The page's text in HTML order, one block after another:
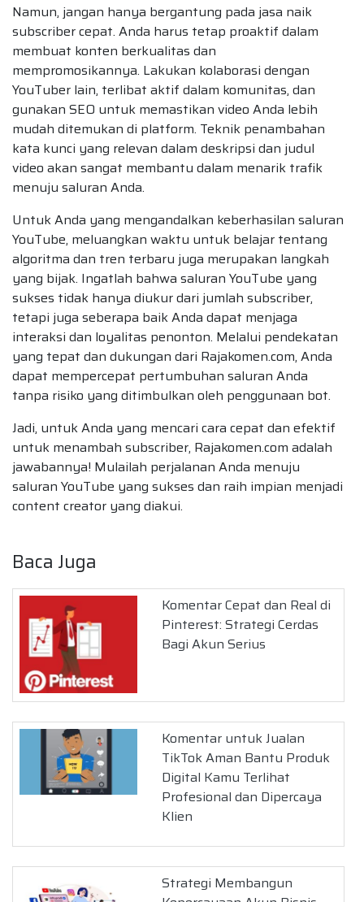
Namun, jangan hanya bergantung pada jasa naik
subscriber cepat. Anda harus tetap proaktif dalam
membuat konten berkualitas dan
mempromosikannya. Lakukan kolaborasi dengan
YouTuber lain, terlibat aktif dalam komunitas, dan
gunakan SEO untuk memastikan video Anda lebih
mudah ditemukan di platform. Teknik penambahan
kata kunci yang relevan dalam deskripsi dan judul
video akan sangat membantu dalam menarik trafik
menuju saluran Anda.
Untuk Anda yang mengandalkan keberhasilan saluran
YouTube, meluangkan waktu untuk belajar tentang
algoritma dan tren terbaru juga merupakan langkah
yang bijak. Ingatlah bahwa saluran YouTube yang
sukses tidak hanya diukur dari jumlah subscriber,
tetapi juga seberapa baik Anda dapat menjaga
interaksi dan loyalitas penonton. Melalui pendekatan
yang tepat dan dukungan dari Rajakomen.com, Anda
dapat mempercepat pertumbuhan saluran Anda
tanpa risiko yang ditimbulkan oleh penggunaan bot.
Jadi, untuk Anda yang mencari cara cepat dan efektif
untuk menambah subscriber, Rajakomen.com adalah
jawabannya! Mulailah perjalanan Anda menuju
saluran YouTube yang sukses dan raih impian menjadi
content creator yang diakui.
Baca Juga
Komentar Cepat dan Real di
Pinterest: Strategi Cerdas
Bagi Akun Serius
Komentar untuk Jualan
TikTok Aman Bantu Produk
Digital Kamu Terlihat
Profesional dan Dipercaya
Klien
Strategi Membangun